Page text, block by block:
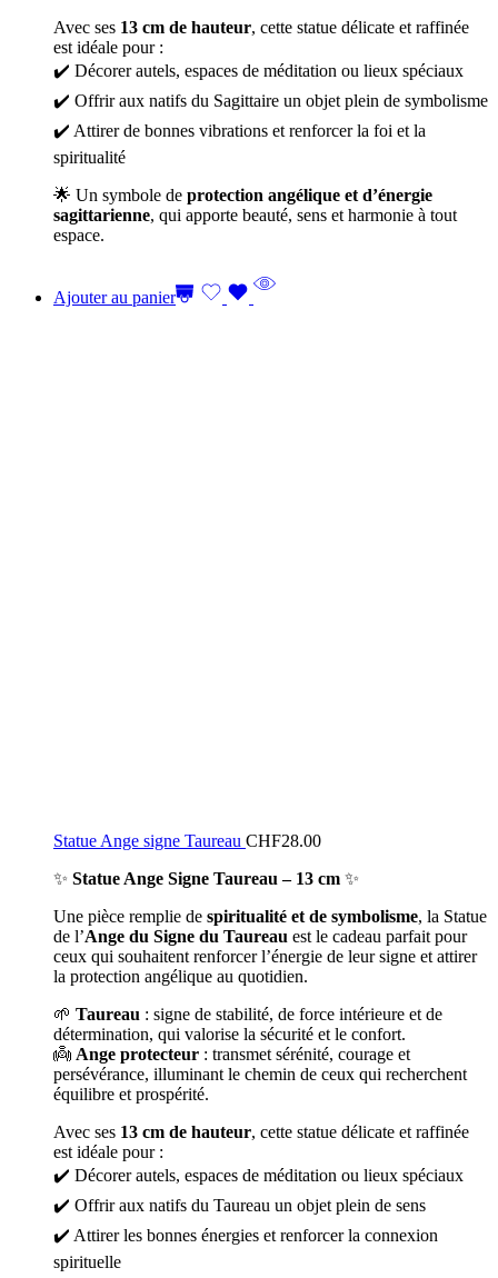
Avec ses 13 cm de hauteur, cette statue délicate et raffinée
est idéale pour :
✔️ Décorer autels, espaces de méditation ou lieux spéciaux
✔️ Offrir aux natifs du Sagittaire un objet plein de symbolisme
✔️ Attirer de bonnes vibrations et renforcer la foi et la
spiritualité
🌟 Un symbole de protection angélique et d’énergie
sagittarienne, qui apporte beauté, sens et harmonie à tout
espace.
Ajouter au panier
Statue Ange signe Taureau CHF28.00
✨ Statue Ange Signe Taureau – 13 cm ✨
Une pièce remplie de spiritualité et de symbolisme, la Statue
de l’Ange du Signe du Taureau est le cadeau parfait pour
ceux qui souhaitent renforcer l’énergie de leur signe et attirer
la protection angélique au quotidien.
🌱 Taureau : signe de stabilité, de force intérieure et de
détermination, qui valorise la sécurité et le confort.
👼 Ange protecteur : transmet sérénité, courage et
persévérance, illuminant le chemin de ceux qui recherchent
équilibre et prospérité.
Avec ses 13 cm de hauteur, cette statue délicate et raffinée
est idéale pour :
✔️ Décorer autels, espaces de méditation ou lieux spéciaux
✔️ Offrir aux natifs du Taureau un objet plein de sens
✔️ Attirer les bonnes énergies et renforcer la connexion
spirituelle